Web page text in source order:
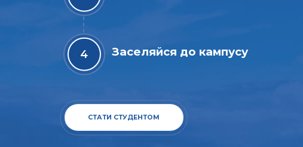
Заселяйся до кампусу
СТАТИ СТУДЕНТОМ